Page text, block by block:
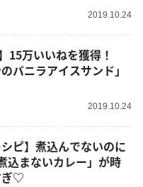
2019.10.24
15万いいねを獲得！
バニラアイスサンド」
2019.10.24
シピ】煮込んでないのに
込まないカレー」が時
ぎ♡